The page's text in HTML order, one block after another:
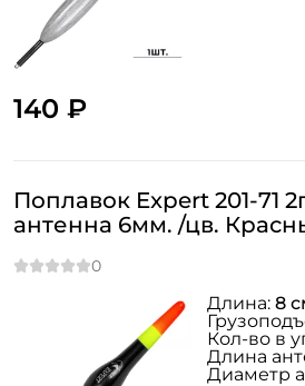
140 ₽
Поплавок Expert 201-71
антенна 6мм. /цв.
Длина: 8
Кол-во в
Длина
Диаметр
Email: *
Повторите пароль: *
Заполняя данную форму вы
Создать